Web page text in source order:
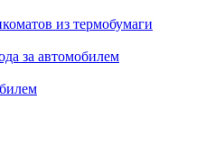
из термобумаги
за автомобилем